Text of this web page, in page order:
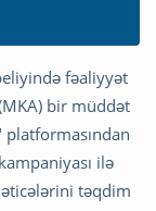
fəaliyyət
bir müddət
platformasından
ilə
təqdim